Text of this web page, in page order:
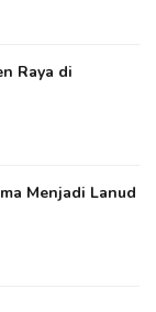
Raya di
Menjadi Lanud